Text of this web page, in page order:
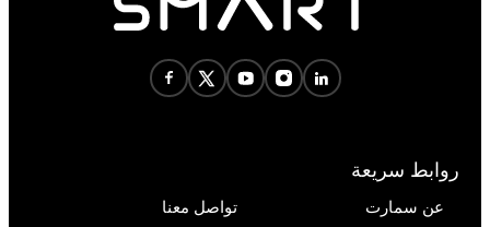
روابط سريعة
عن سمارت
تواصل معنا